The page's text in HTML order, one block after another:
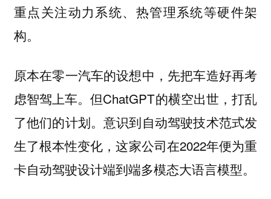
重点关注动力系统、热管理系统等硬件架
构。
原本在零一汽车的设想中，先把车造好再考
虑智驾上车。但ChatGPT的横空出世，打乱
了他们的计划。意识到自动驾驶技术范式发
生了根本性变化，这家公司在2022年便为重
卡自动驾驶设计端到端多模态大语言模型。